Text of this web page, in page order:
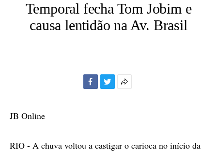
Temporal fecha Tom Jobim e
causa lentidão na Av. Brasil
JB Online
RIO - A chuva voltou a castigar o carioca no início da